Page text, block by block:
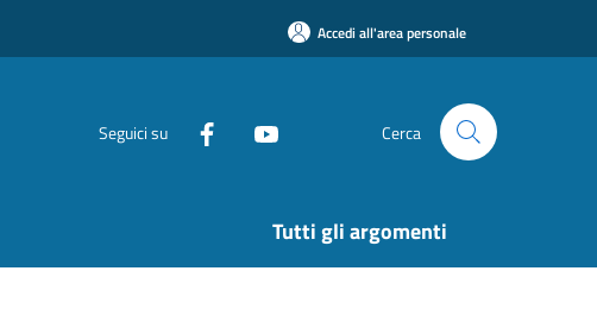
Accedi all'area personale
Seguici su Cerca
Tutti gli argomenti